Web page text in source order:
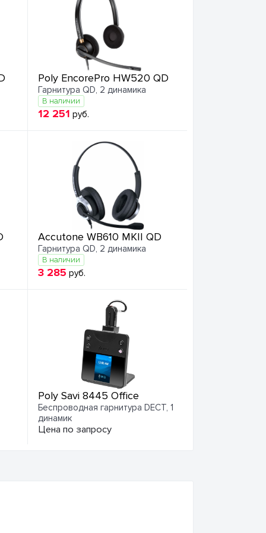
Poly EncorePro HW520 QD
Гарнитура QD, 2 динамика
В наличии
12 251 руб.
Accutone WB610 MKII QD
Гарнитура QD, 2 динамика
В наличии
3 285 руб.
Poly Savi 8445 Office
Беспроводная гарнитура DECT, 1
динамик
Цена по запросу